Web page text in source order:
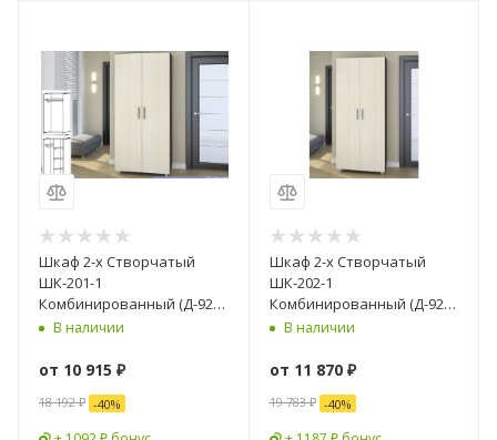
Шкаф 2-х Створчатый
ШК-201-1
Комбинированный (Д-920
х В-2005 х Г-500 мм)/
В наличии
от 10 915 ₽
18 192 ₽ -40%
Шкаф 2-х Створчатый
ШК-202-1
Комбинированный (Д-920
х В-2005 х Г-500 мм)/
В наличии
от 11 870 ₽
19 783 ₽ -40%